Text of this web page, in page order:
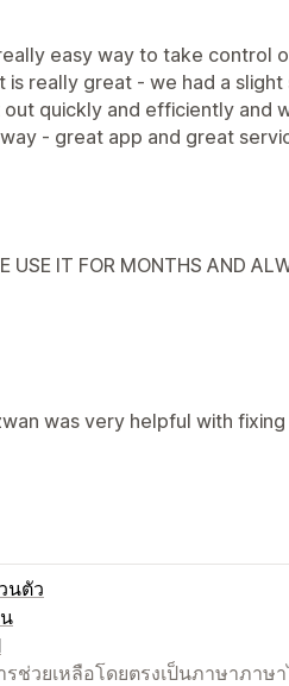
easy way to take control
is really great - we had a slight
quickly and efficiently and
- great app and great
USE IT FOR MONTHS AND
was very helpful with
นตัว
ช่วยเหลือโดยตรงเป็นภาษาภาษ